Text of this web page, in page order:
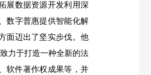
展数据资源开发利用深
数字普惠提供智能化解
面迈出了坚实步伐。他
力于打造一种全新的法
软件著作权成果等，并